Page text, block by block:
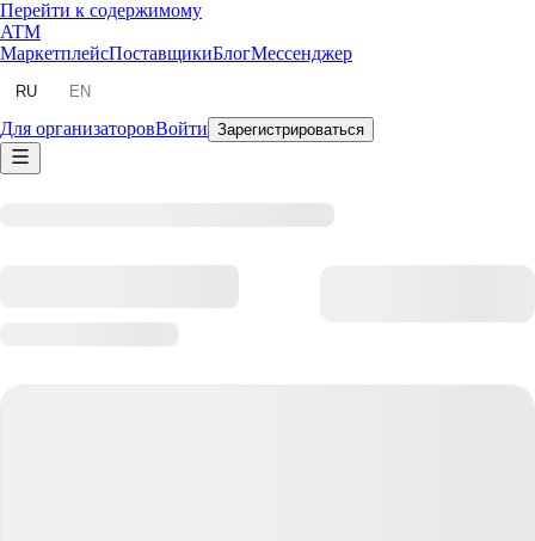
Перейти к содержимому
ATM
МаркетплейсПоставщикиБлогМессенджер
RU EN
Для организаторовВойти Зарегистрироваться